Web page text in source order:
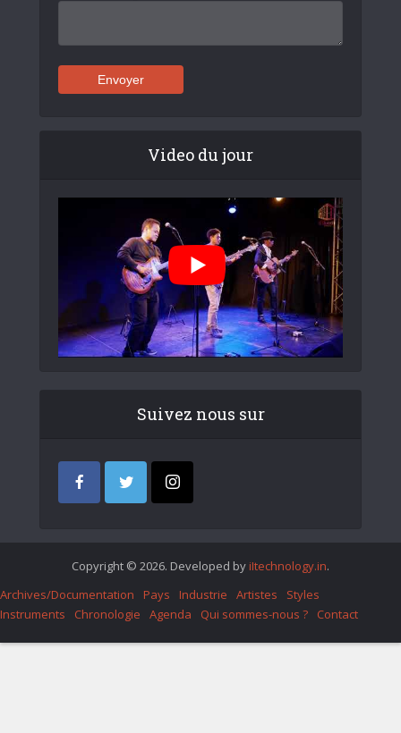
Video du jour
Suivez nous sur
Copyright © 2026. Developed by iItechnology.in.
Archives/Documentation
Pays Industrie Artistes
Styles
Instruments
Chronologie Agenda Qui sommes-nous ? Contact